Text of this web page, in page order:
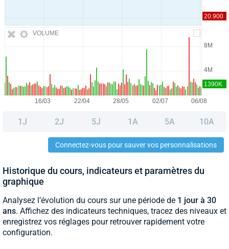
VOLUME
1J 2J 5J 1A 5A 10A
Connectez-vous pour sauver vos personnalisations
Historique du cours, indicateurs et paramètres du
graphique
Analysez l’évolution du cours sur une période de 1 jour à 30
ans. Affichez des indicateurs techniques, tracez des niveaux et
enregistrez vos réglages pour retrouver rapidement votre
configuration.